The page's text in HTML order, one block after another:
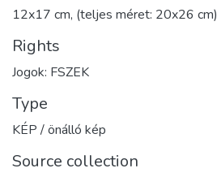
12x17 cm, (teljes méret: 20x26 cm)
Rights
Jogok: FSZEK
Type
KÉP / önálló kép
Source collection